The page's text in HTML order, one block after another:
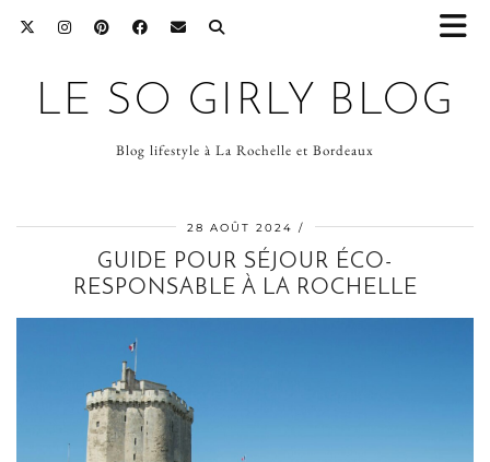
LE SO GIRLY BLOG
Blog lifestyle à La Rochelle et Bordeaux
28 AOÛT 2024
GUIDE POUR SÉJOUR ÉCO-
RESPONSABLE À LA ROCHELLE